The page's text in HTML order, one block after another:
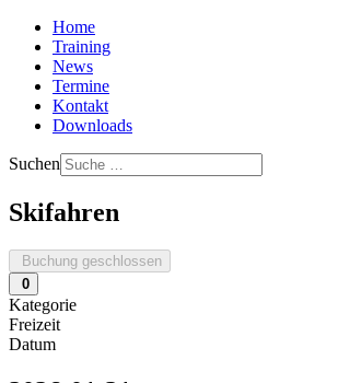
Home
Training
News
Termine
Kontakt
Downloads
Suchen
Skifahren
Buchung geschlossen
0
Kategorie
Freizeit
Datum